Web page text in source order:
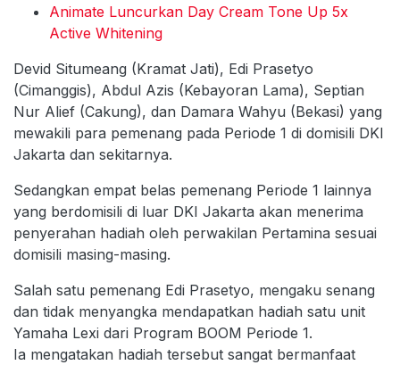
Animate Luncurkan Day Cream Tone Up 5x
Active Whitening
Devid Situmeang (Kramat Jati), Edi Prasetyo
(Cimanggis), Abdul Azis (Kebayoran Lama), Septian
Nur Alief (Cakung), dan Damara Wahyu (Bekasi) yang
mewakili para pemenang pada Periode 1 di domisili DKI
Jakarta dan sekitarnya.
Sedangkan empat belas pemenang Periode 1 lainnya
yang berdomisili di luar DKI Jakarta akan menerima
penyerahan hadiah oleh perwakilan Pertamina sesuai
domisili masing-masing.
Salah satu pemenang Edi Prasetyo, mengaku senang
dan tidak menyangka mendapatkan hadiah satu unit
Yamaha Lexi dari Program BOOM Periode 1.
Ia mengatakan hadiah tersebut sangat bermanfaat